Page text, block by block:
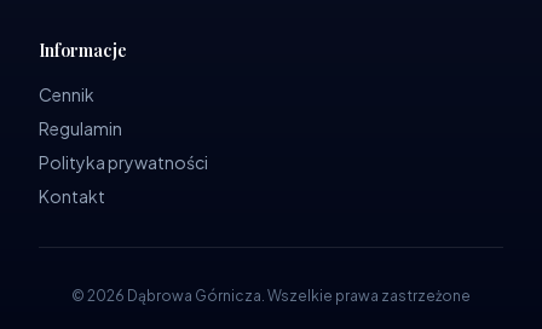
Informacje
Cennik
Regulamin
Polityka prywatności
Kontakt
© 2026 Dąbrowa Górnicza. Wszelkie prawa zastrzeżone